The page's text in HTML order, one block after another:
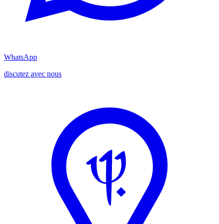
WhatsApp
discutez avec nous